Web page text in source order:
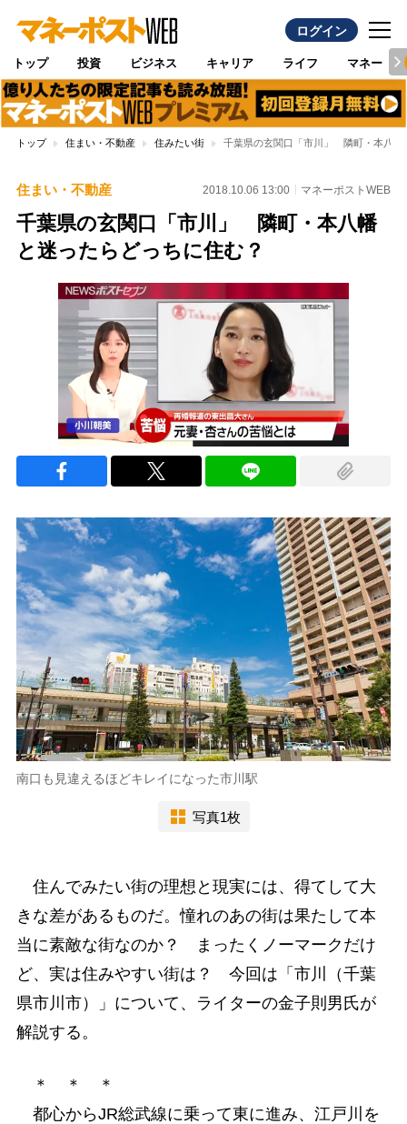
ログイン
トップ 投資 ビジネス キャリア ライフ マネー
トップ 住まい・不動産 住みたい街 千葉県の玄関口「市川」 隣町・本八幡
住まい・不動産 2018.10.06 13:00 マネーポストWEB
千葉県の玄関口「市川」 隣町・本八幡
と迷ったらどっちに住む？
南口も見違えるほどキレイになった市川駅
写真1枚
住んでみたい街の理想と現実には、得てして大
きな差があるものだ。憧れのあの街は果たして本
当に素敵な街なのか？ まったくノーマークだけ
ど、実は住みやすい街は？ 今回は「市川（千葉
県市川市）」について、ライターの金子則男氏が
解説する。
＊ ＊ ＊
都心からJR総武線に乗って東に進み、江戸川を